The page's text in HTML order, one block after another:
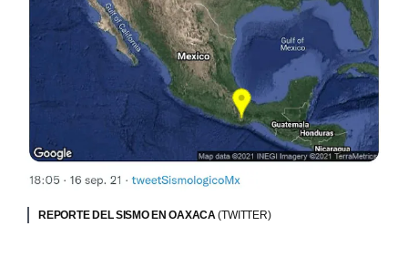
REPORTE DEL SISMO EN OAXACA(TWITTER)